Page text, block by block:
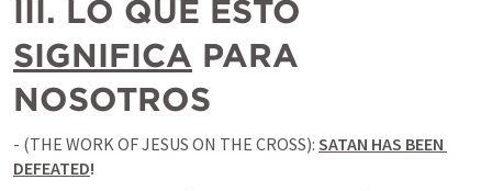
SIGNIFICA PARA
NOSOTROS
- (THE WORK OF JESUS ON THE CROSS): SATAN HAS BEEN
DEFEATED!